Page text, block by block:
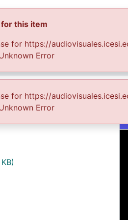
de ciudad
this item
for https://
Error
for https://
Error